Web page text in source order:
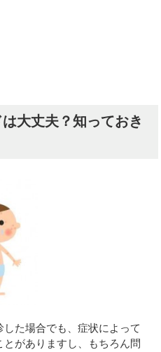
大丈夫？知っておき
た場合でも、症状によって
がありますし、もちろん問